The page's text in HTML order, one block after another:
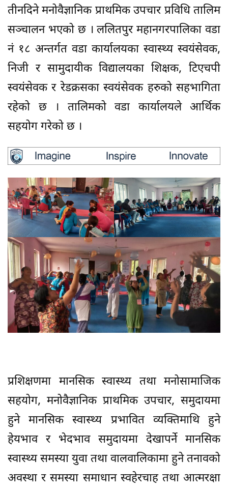
तीनदिने मनोवैज्ञानिक प्राथमिक उपचार प्रविधि तालिम
सञ्चालन भएको छ । ललितपुर महानगरपालिका वडा
नं १८ अन्तर्गत वडा कार्यालयका स्वास्थ्य स्वयंसेवक,
निजी र सामुदायीक विद्यालयका शिक्षक, टिएचपी
स्वयंसेवक र रेडक्रसका स्वयंसेवक हरुको सहभागिता
रहेको छ । तालिमको वडा कार्यालयले आर्थिक
सहयोग गरेको छ ।
प्रशिक्षणमा मानसिक स्वास्थ्य तथा मनोसामाजिक
सहयोग, मनोवैज्ञानिक प्राथमिक उपचार, समुदायमा
हुने मानसिक स्वास्थ्य प्रभावित व्यक्तिमाथि हुने
हेयभाव र भेदभाव समुदायमा देखापर्ने मानसिक
स्वास्थ्य समस्या युवा तथा वालवालिकामा हुने तनावको
अवस्था र समस्या समाधान स्वहेरचाह तथा आत्मरक्षा